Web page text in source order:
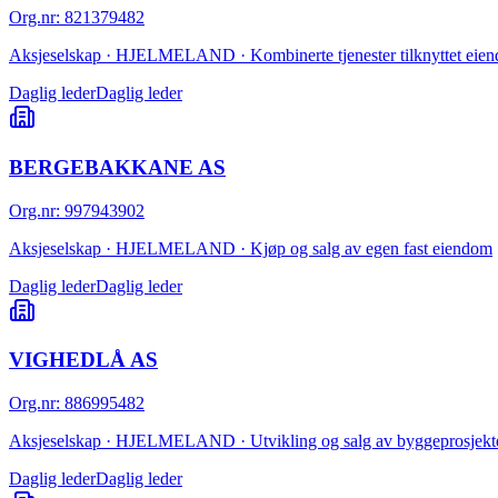
Org.nr: 821379482
Aksjeselskap · HJELMELAND · Kombinerte tjenester tilknyttet
Daglig lederDaglig leder
BERGEBAKKANE AS
Org.nr: 997943902
Aksjeselskap · HJELMELAND · Kjøp og salg av egen fast eiendom
Daglig lederDaglig leder
VIGHEDLÅ AS
Org.nr: 886995482
Aksjeselskap · HJELMELAND · Utvikling og salg av
Daglig lederDaglig leder